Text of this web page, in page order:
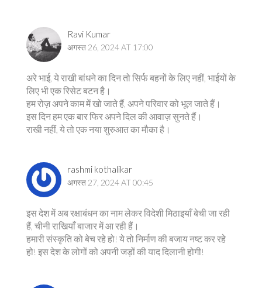
Ravi Kumar
अगस्त 26, 2024 AT 17:00
अरे भाई, ये राखी बांधने का दिन तो सिर्फ बहनों के लिए नहीं, भाईयों के
लिए भी एक रिसेट बटन है।
हम रोज़ अपने काम में खो जाते हैं, अपने परिवार को भूल जाते हैं।
इस दिन हम एक बार फिर अपने दिल की आवाज़ सुनते हैं।
राखी नहीं, ये तो एक नया शुरुआत का मौका है।
rashmi kothalikar
अगस्त 27, 2024 AT 00:45
इस देश में अब रक्षाबंधन का नाम लेकर विदेशी मिठाइयाँ बेची जा रही
हैं, चीनी राखियाँ बाजार में आ रही हैं।
हमारी संस्कृति को बेच रहे हो! ये तो निर्माण की बजाय नष्ट कर रहे
हो! इस देश के लोगों को अपनी जड़ों की याद दिलानी होगी!